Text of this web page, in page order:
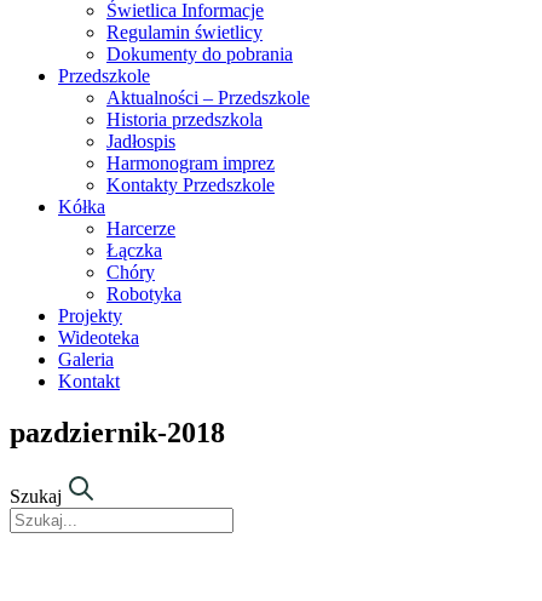
Świetlica Informacje
Regulamin świetlicy
Dokumenty do pobrania
Przedszkole
Aktualności – Przedszkole
Historia przedszkola
Jadłospis
Harmonogram imprez
Kontakty Przedszkole
Kółka
Harcerze
Łączka
Chóry
Robotyka
Projekty
Wideoteka
Galeria
Kontakt
pazdziernik-2018
Szukaj